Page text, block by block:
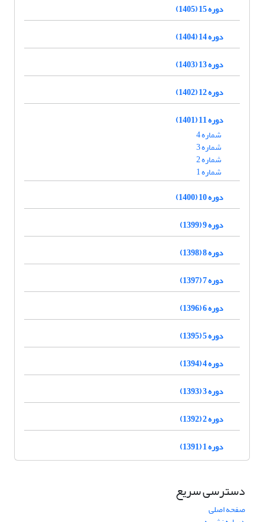
دوره 15 (1405)
دوره 14 (1404)
دوره 13 (1403)
دوره 12 (1402)
دوره 11 (1401)
شماره 4
شماره 3
شماره 2
شماره 1
دوره 10 (1400)
دوره 9 (1399)
دوره 8 (1398)
دوره 7 (1397)
دوره 6 (1396)
دوره 5 (1395)
دوره 4 (1394)
دوره 3 (1393)
دوره 2 (1392)
دوره 1 (1391)
دسترسی سریع
صفحه اصلی